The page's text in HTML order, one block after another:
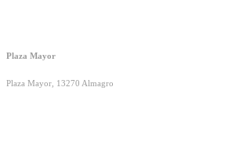
Plaza Mayor
Plaza Mayor, 13270 Almagro